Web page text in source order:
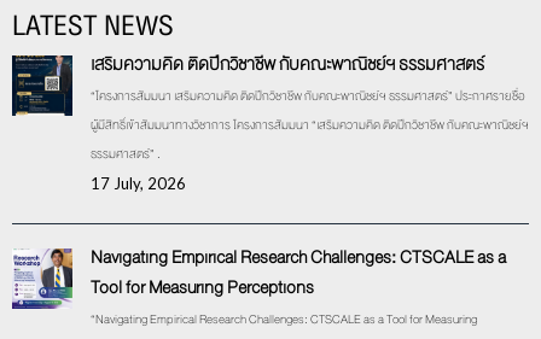
LATEST NEWS
เสริมความคิด ติดปีกวิชาชีพ กับคณะพาณิชย์ฯ ธรรมศาสตร์
“โครงการสัมมนา เสริมความคิด ติดปีกวิชาชีพ กับคณะพาณิชย์ฯ ธรรมศาสตร์” ประกาศรายชื่อ
ผู้มีสิทธิ์เข้าสัมมนาทางวิชาการ โครงการสัมมนา “เสริมความคิด ติดปีกวิชาชีพ กับคณะพาณิชย์ฯ
ธรรมศาสตร์” .
17 July, 2026
Navigating Empirical Research Challenges: CTSCALE as a
Tool for Measuring Perceptions
“Navigating Empirical Research Challenges: CTSCALE as a Tool for Measuring